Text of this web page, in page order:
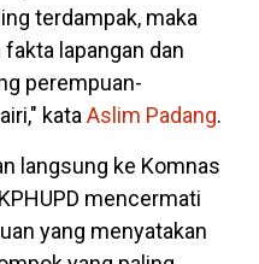
terdampak, maka
lapangan dan
perempuan-
kata Aslim Padang.
langsung ke Komnas
mencermati
yang menyatakan